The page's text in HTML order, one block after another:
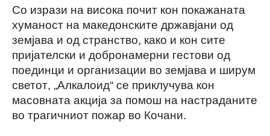
Со изрази на висока почит кон покажаната
хуманост на македонските државјани од
земјава и од странство, како и кон сите
пријателски и добронамерни гестови од
поединци и организации во земјава и ширум
светот, „Алкалоид“ се приклучува кон
масовната акција за помош на настраданите
во трагичниот пожар во Кочани.